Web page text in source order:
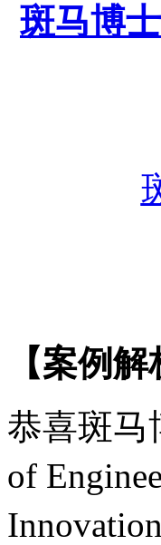
斑马博
【案例解
恭喜斑马
of